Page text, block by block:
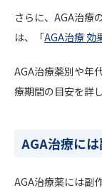
さらに、AGA治療
は、「AGA治療 効
AGA治療薬別や年
療期間の目安を詳
AGA治療に
AGA治療薬には副